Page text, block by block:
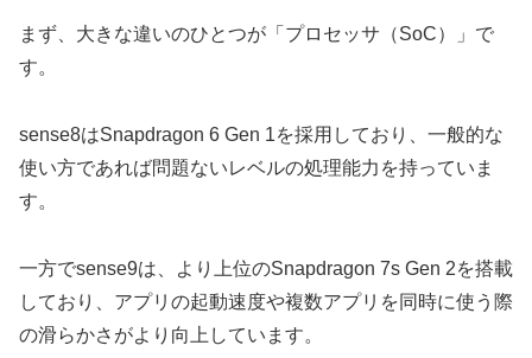
まず、大きな違いのひとつが「プロセッサ（SoC）」で
す。
sense8はSnapdragon 6 Gen 1を採用しており、一般的な
使い方であれば問題ないレベルの処理能力を持っていま
す。
一方でsense9は、より上位のSnapdragon 7s Gen 2を搭載
しており、アプリの起動速度や複数アプリを同時に使う際
の滑らかさがより向上しています。